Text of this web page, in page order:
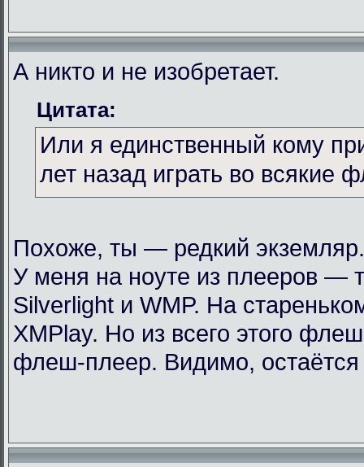
А никто и не изобретает.
Цитата:
Или я единственный кому
лет назад играть во всякие
Похоже, ты — редкий экземляр.
У меня на ноуте из плееров —
Silverlight и WMP. На
XMPlay. Но из всего этого
флеш-плеер. Видимо,